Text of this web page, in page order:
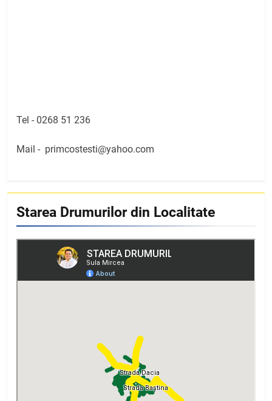
Tel - 0268 51 236
Mail - primcostesti@yahoo.com
Starea Drumurilor din Localitate